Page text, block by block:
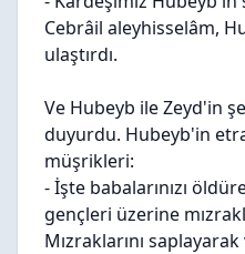
Cebrâil aleyhisselâm,
ulaştırdı.
Ve Hubeyb ile Zeyd'in
duyurdu. Hubeyb'in
müşrikleri:
- İşte babalarınızı
gençleri üzerine
Mızraklarını